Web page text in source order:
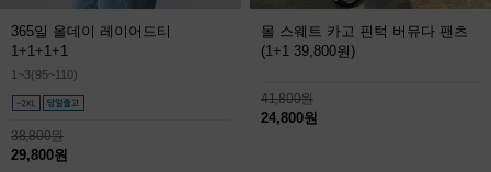
365일 올데이 레이어드티
1+1+1+1
1~3(95~110)
38,800원
29,800원
몰 스웨트 카고 핀턱 버뮤다 팬츠
(1+1 39,800원)
41,800원
24,800원